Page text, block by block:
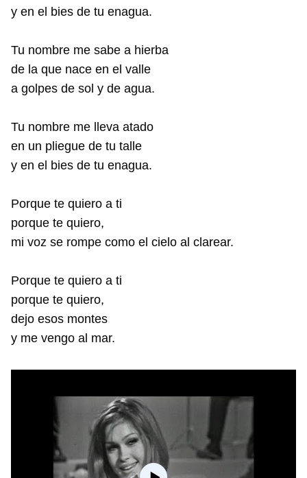
y en el bies de tu enagua.
Tu nombre me sabe a hierba
de la que nace en el valle
a golpes de sol y de agua.
Tu nombre me lleva atado
en un pliegue de tu talle
y en el bies de tu enagua.
Porque te quiero a ti
porque te quiero,
mi voz se rompe como el cielo al clarear.
Porque te quiero a ti
porque te quiero,
dejo esos montes
y me vengo al mar.